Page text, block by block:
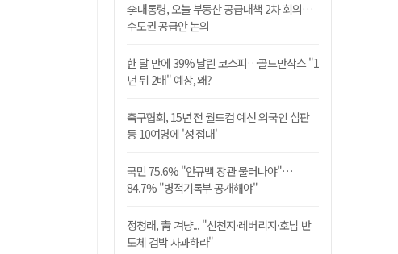
李대통령, 오늘 부동산 공급대책 2차 회의…
수도권 공급안 논의
한 달 만에 39% 날린 코스피…골드만삭스 "1
년 뒤 2배" 예상, 왜?
축구협회, 15년 전 월드컵 예선 외국인 심판
등 10여명에 '성 접대'
국민 75.6% "안규백 장관 물러나야"…
84.7% "병적기록부 공개해야"
정청래, 靑 겨냥... "신천지·레버리지·호남 반
도체 겁박 사과하라"